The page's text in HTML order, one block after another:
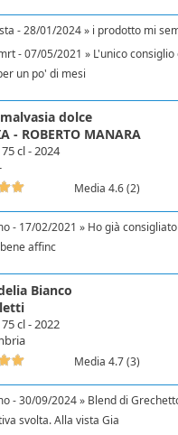
- 28/01/2024 » i prodotto mi
- 07/05/2021 » L'unico
un po' di mesi
dolce
- ROBERTO MANARA
cl - 2024
Media 4.6 (2)
- 17/02/2021 » Ho già
affinc
Bianco
cl - 2022
Media 4.7 (3)
- 30/09/2024 » Blend di
svolta. Alla vista Gia